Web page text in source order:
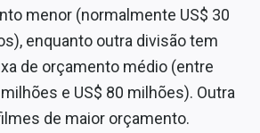
menor (normalmente US$ 30
enquanto outra divisão tem
de orçamento médio (entre
e US$ 80 milhões). Outra
de maior orçamento.